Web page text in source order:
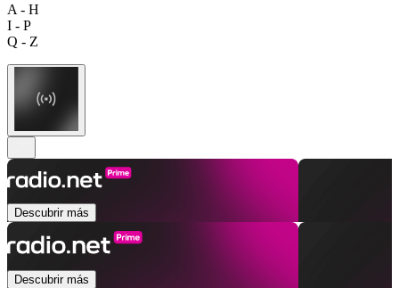
A - H
I - P
Q - Z
Descubrir más
Descubrir más